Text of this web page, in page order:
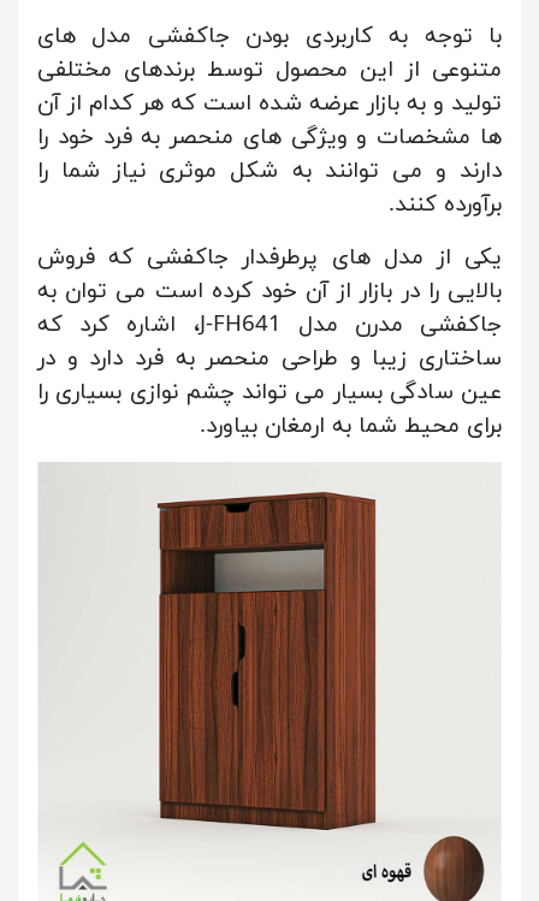
با توجه به کاربردی بودن جاکفشی مدل های
متنوعی از این محصول توسط برندهای مختلفی
تولید و به بازار عرضه شده است که هر کدام از آن
ها مشخصات و ویژگی های منحصر به فرد خود را
دارند و می توانند به شکل موثری نیاز شما را
برآورده کنند.
یکی از مدل های پرطرفدار جاکفشی که فروش
بالایی را در بازار از آن خود کرده است می توان به
جاکفشی مدرن مدل J-FH641، اشاره کرد که
ساختاری زیبا و طراحی منحصر به فرد دارد و در
عین سادگی بسیار می تواند چشم نوازی بسیاری را
برای محیط شما به ارمغان بیاورد.